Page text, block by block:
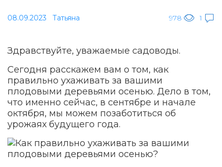
08.09.2023 Татьяна 978 1
Здравствуйте, уважаемые садоводы.
Сегодня расскажем вам о том, как
правильно ухаживать за вашими
плодовыми деревьями осенью. Дело в том,
что именно сейчас, в сентябре и начале
октября, мы можем позаботиться об
урожаях будущего года.